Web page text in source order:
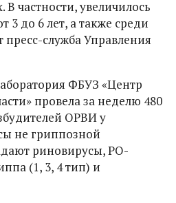
частности, увеличилось
3 до 6 лет, а также среди
пресс-служба Управления
ФБУЗ «Центр
провела за неделю 480
ОРВИ у
не гриппозной
риновирусы, РО-
(1, 3, 4 тип) и